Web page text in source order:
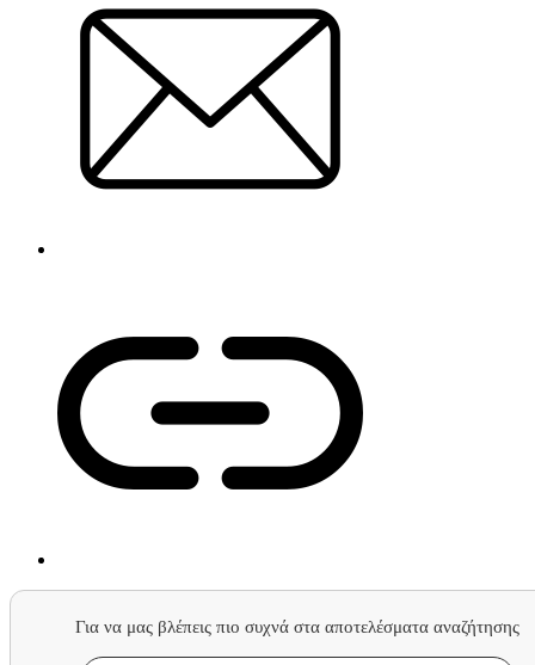
Για να μας βλέπεις πιο συχνά στα αποτελέσματα αναζήτησης